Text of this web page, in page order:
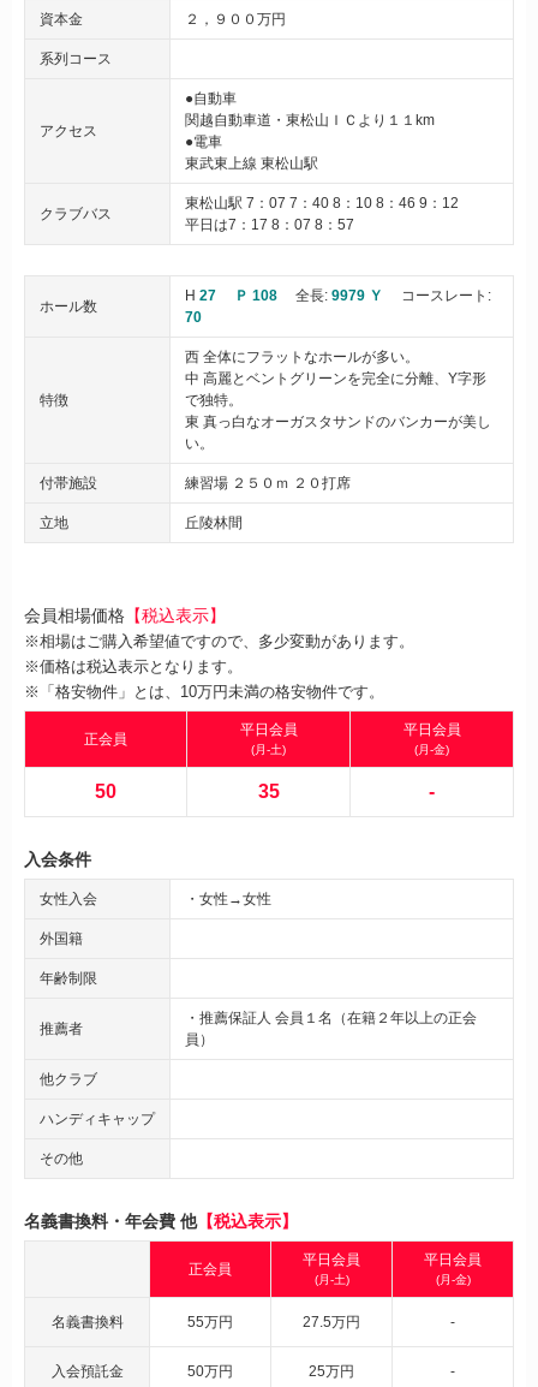
資本金 ２，９００万円
系列コース
アクセス
●自動車
関越自動車道・東松山ＩＣより１１km
●電車
東武東上線 東松山駅
クラブバス
東松山駅 7：07 7：40 8：10 8：46 9：12
平日は7：17 8：07 8：57
ホール数
H 27 Ｐ 108 全長: 9979 Ｙ
コースレート:
70
特徴
西 全体にフラットなホールが多い。
中 高麗とベントグリーンを完全に分離、Y字形
で独特。
東 真っ白なオーガスタサンドのバンカーが美し
い。
付帯施設 練習場 ２５０ｍ ２０打席
立地 丘陵林間
会員相場価格 【税込表示】
※相場はご購入希望値ですので、多少変動があります。
※価格は税込表示となります。
※「格安物件」とは、10万円未満の格安物件です。
正会員
平日会員
(月-土)
平日会員
(月-金)
50 35 -
入会条件
女性入会 ・女性→女性
外国籍
年齢制限
推薦者
・推薦保証人 会員１名（在籍２年以上の正会
員）
他クラブ
ハンディキャップ
その他
名義書換料・年会費 他【税込表示】
正会員
平日会員
(月-土)
平日会員
(月-金)
名義書換料 55万円 27.5万円 -
入会預託金 50万円 25万円 -